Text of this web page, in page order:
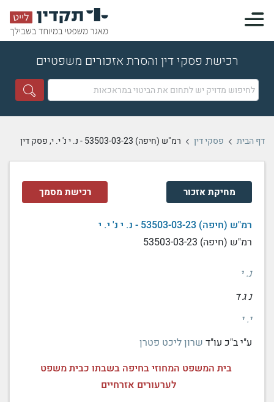
רכישת פסקי דין והסרת אזכורים משפטיים
דף הבית פסקי דין רמ"ש (חיפה) 53503-03-23 - נ. י נ' י. י, פסק דין
מחיקת אזכור רכישת מסמך
רמ"ש (חיפה) 53503-03-23 - נ. י נ' י. י
רמ"ש (חיפה) 53503-03-23
נ. י
נ ג ד
י. י
ע"י ב"כ עו"ד שרון ליכט פטרן
בית המשפט המחוזי בחיפה בשבתו כבית משפט
לערעורים אזרחיים